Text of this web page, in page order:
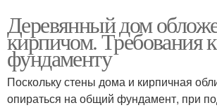
Деревянный дом
кирпичом. Требования к
фундаменту
Поскольку стены дома и кирпичная
опираться на общий фундамент, при